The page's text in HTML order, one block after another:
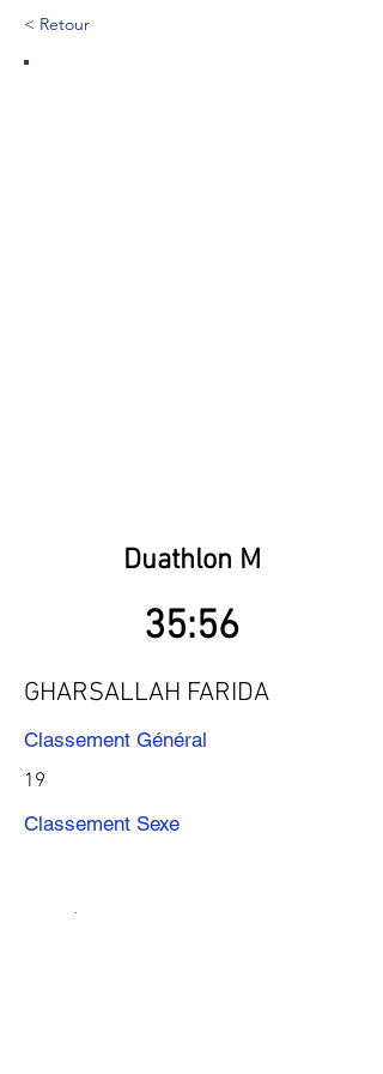
< Retour
Duathlon M
35:56
GHARSALLAH FARIDA
Classement Général
19
Classement Sexe
Précédent